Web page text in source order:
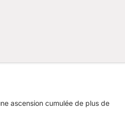
ascension cumulée de plus de